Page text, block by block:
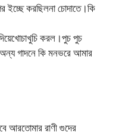
ইচ্ছে করছিলনা চোদাতে।কি
করল।পুচ পুচ
গাদনে কি মনভরে আমার
আরতোমার রাণী গুদের